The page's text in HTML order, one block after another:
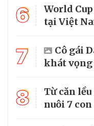
6
World
tại Việt
7
Cô gái
khát
8
Từ căn
nuôi 7